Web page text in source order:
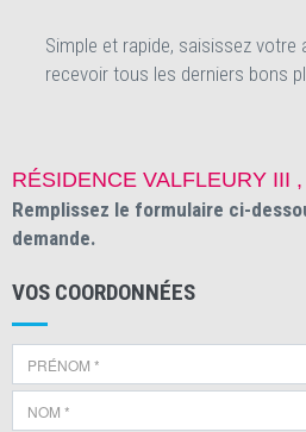
Simple et rapide, saisissez votre
recevoir tous les derniers bons
RÉSIDENCE VALFLEURY III ,
Remplissez le formulaire ci-
demande.
VOS COORDONNÉES